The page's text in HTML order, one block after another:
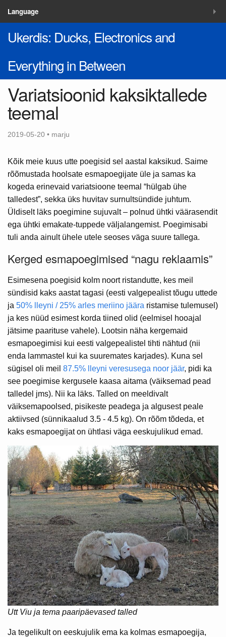
Language
Blogi
Kontakt
Ukerdis: Ducks, Electronics and
Everything in Between
Variatsioonid kaksiktallede
teemal
2019-05-20 • marju
Kõik meie kuus utte poegisid sel aastal kaksikud. Saime
rõõmustada hoolsate esmapoegijate üle ja samas ka
kogeda erinevaid variatsioone teemal “hülgab ühe
talledest”, sekka üks huvitav surnultsündide juhtum.
Üldiselt läks poegimine sujuvalt – polnud ühtki väärasendit
ega ühtki emakate-tuppede väljalangemist. Poegimisabi
tuli anda ainult ühele utele seoses väga suure tallega.
Kerged esmapoegimised “nagu reklaamis”
Esimesena poegisid kolm noort ristandutte, kes meil
sündisid kaks aastat tagasi (eesti valgepealist tõugu uttede
ja 50% lleyni / 25% arles meriino jäära ristamise tulemusel)
ja kes nüüd esimest korda tiined olid (eelmisel hooajal
jätsime paarituse vahele). Lootsin näha kergemaid
esmapoegimisi kui eesti valgepealistel tihti nähtud (nii
enda lammastel kui ka suuremates karjades). Kuna sel
sügisel oli meil 87.5% lleyni veresusega noor jäär, pidi ka
see poegimise kergusele kaasa aitama (väiksemad pead
talledel jms). Nii ka läks. Talled on meeldivalt
väiksemapoolsed, pisikeste peadega ja algusest peale
aktiivsed (sünnikaalud 3.5 - 4.5 kg). On rõõm tõdeda, et
kaks esmapoegijat on ühtlasi väga eeskujulikud emad.
Utt Viu ja tema paaripäevased talled
Ja tegelikult on eeskujulik ema ka kolmas esmapoegija,